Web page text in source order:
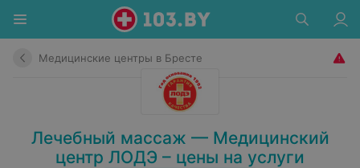
Медицинские центры в Бресте
Лечебный массаж — Медицинский
центр ЛОДЭ – цены на услуги